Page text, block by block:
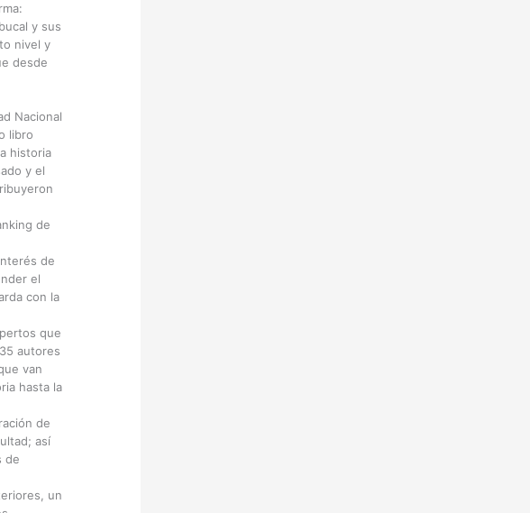
y sus
nivel y
desde
Nacional
libro
historia
y el
de
de
el
con la
que
autores
van
hasta la
de
así
de
un